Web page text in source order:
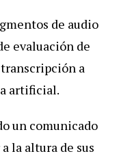
de audio
evaluación de
a
artificial.
un comunicado
la altura de sus